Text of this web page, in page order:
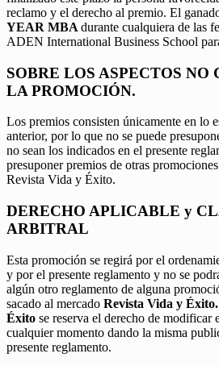
reclamo y el derecho al premio. El
YEAR MBA durante cualquiera de las
ADEN International Business School
SOBRE LOS ASPECTOS NO
LA PROMOCIÓN.
Los premios consisten únicamente en lo
anterior, por lo que no se puede
no sean los indicados en el presente
presuponer premios de otras
Revista Vida y Éxito.
DERECHO APLICABLE y
ARBITRAL
Esta promoción se regirá por el
y por el presente reglamento y no se
algún otro reglamento de alguna
sacado al mercado Revista Vida y Éxito.
Éxito se reserva el derecho de modificar
cualquier momento dando la misma
presente reglamento.